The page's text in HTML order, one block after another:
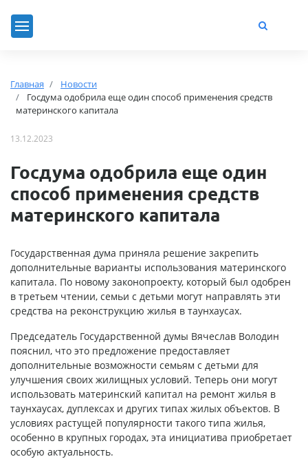
Главная
Новости
Госдума одобрила еще один способ применения средств
материнского капитала
13.12.2023
Госдума одобрила еще один
способ применения средств
материнского капитала
Государственная дума приняла решение закрепить
дополнительные варианты использования материнского
капитала. По новому законопроекту, который был одобрен
в третьем чтении, семьи с детьми могут направлять эти
средства на реконструкцию жилья в таунхаусах.
Председатель Государственной думы Вячеслав Володин
пояснил, что это предложение предоставляет
дополнительные возможности семьям с детьми для
улучшения своих жилищных условий. Теперь они могут
использовать материнский капитал на ремонт жилья в
таунхаусах, дуплексах и других типах жилых объектов. В
условиях растущей популярности такого типа жилья,
особенно в крупных городах, эта инициатива приобретает
особую актуальность.